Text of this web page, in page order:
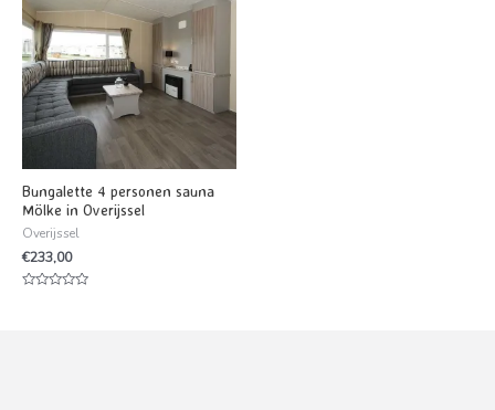
Bungalette 4 personen sauna
Mölke in Overijssel
Overijssel
€233,00